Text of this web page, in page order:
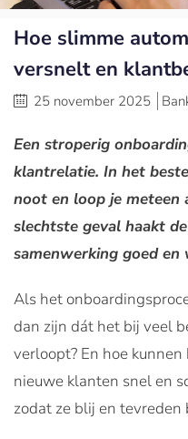
Hoe slimme
versnelt en
25 november 2025
Een stroperig
klantrelatie. In het
noot en loop je meteen
slechtste geval haakt
samenwerking goed en
Als het
dan zijn dát het bij veel
verloopt? En hoe
nieuwe klanten snel en
zodat ze blij en tevreden